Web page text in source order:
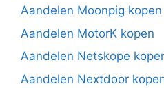
Aandelen Moonpig kopen
Aandelen MotorK kopen
Aandelen Netskope
Aandelen Nextdoor